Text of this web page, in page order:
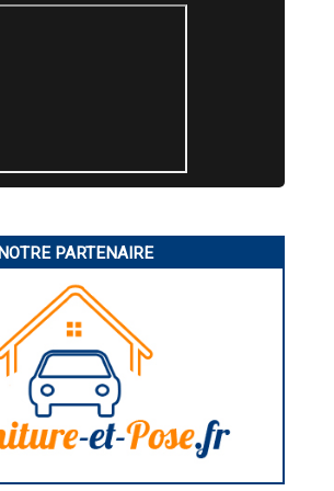
immobilière à Bourron-Marlotte
immobilière à Montigny-sur-Loing
rénovation immobilière à Pommeuse
immobilière à Saint-Germain-Laval
immobilière à Vernou-la-Celle-sur-Seine
rénovation immobilière à Rozay-en-Brie
PARTENAIRE